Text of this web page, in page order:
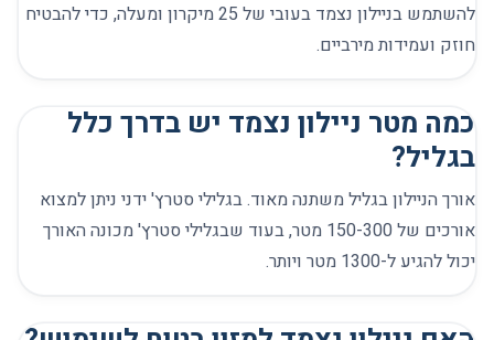
להשתמש בניילון נצמד בעובי של 25 מיקרון ומעלה, כדי להבטיח
חוזק ועמידות מירביים.
כמה מטר ניילון נצמד יש בדרך כלל
בגליל?
אורך הניילון בגליל משתנה מאוד. בגלילי סטרץ' ידני ניתן למצוא
אורכים של 150-300 מטר, בעוד שבגלילי סטרץ' מכונה האורך
יכול להגיע ל-1300 מטר ויותר.